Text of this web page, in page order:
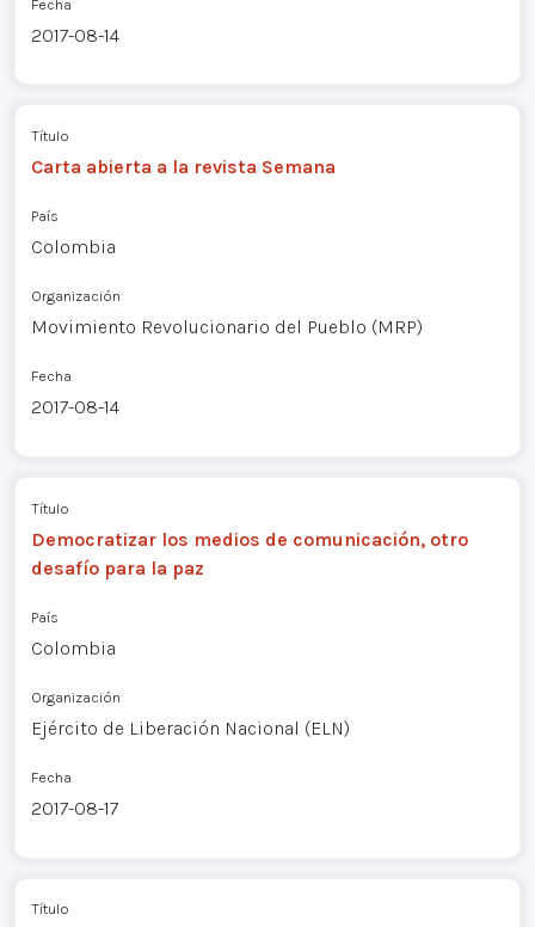
Fecha
2017-08-14
Título
Carta abierta a la revista Semana
País
Colombia
Organización
Movimiento Revolucionario del Pueblo (MRP)
Fecha
2017-08-14
Título
Democratizar los medios de comunicación, otro
desafío para la paz
País
Colombia
Organización
Ejército de Liberación Nacional (ELN)
Fecha
2017-08-17
Título